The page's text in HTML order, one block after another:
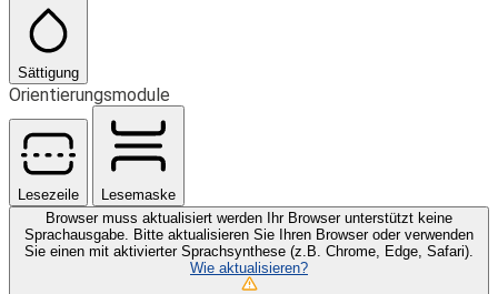
Sättigung
Orientierungsmodule
Lesezeile
Lesemaske
Browser muss aktualisiert werden
Ihr Browser unterstützt keine
Sprachausgabe. Bitte aktualisieren Sie Ihren Browser oder verwenden
Sie einen mit aktivierter Sprachsynthese (z.B. Chrome, Edge, Safari).
Wie aktualisieren?